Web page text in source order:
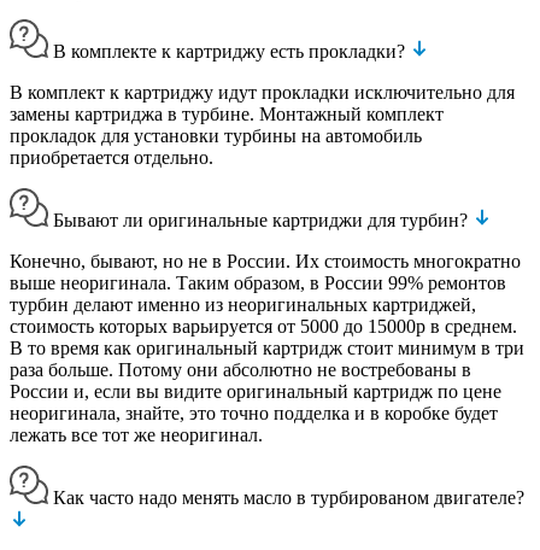
В комплекте к картриджу есть прокладки?
В комплект к картриджу идут прокладки исключительно для
замены картриджа в турбине. Монтажный комплект
прокладок для установки турбины на автомобиль
приобретается отдельно.
Бывают ли оригинальные картриджи для турбин?
Конечно, бывают, но не в России. Их стоимость многократно
выше неоригинала. Таким образом, в России 99% ремонтов
турбин делают именно из неоригинальных картриджей,
стоимость которых варьируется от 5000 до 15000р в среднем.
В то время как оригинальный картридж стоит минимум в три
раза больше. Потому они абсолютно не востребованы в
России и, если вы видите оригинальный картридж по цене
неоригинала, знайте, это точно подделка и в коробке будет
лежать все тот же неоригинал.
Как часто надо менять масло в турбированом двигателе?